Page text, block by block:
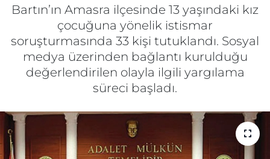
Bartın’ın Amasra ilçesinde 13 yaşındaki kız
çocuğuna yönelik istismar
soruşturmasında 33 kişi tutuklandı. Sosyal
medya üzerinden bağlantı kurulduğu
değerlendirilen olayla ilgili yargılama
süreci başladı.
SAĞLIK
EĞİTİM
SPOR
ESKİŞEHİRSPOR
Haber Arşivi